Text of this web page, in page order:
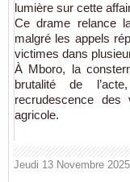
lumière sur cette
Ce drame relance
malgré les appels
victimes dans
À Mboro, la
brutalité de
recrudescence
agricole.
Jeudi 13 Novembre